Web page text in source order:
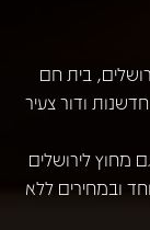
מיתולוגית ברחוב שמאי 12 בירושלים, בית חם
ודור צעיר
מחוץ לירושלים
ובמחירים ללא